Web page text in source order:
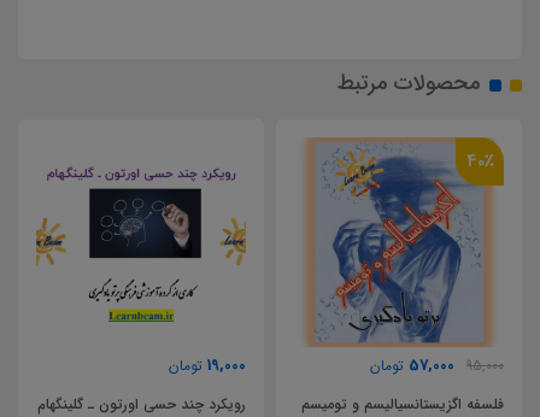
محصولات مرتبط
تومان
و تومیسم
رویکرد چند حسی اورتون ـ گلینگهام
اختلال خواندن